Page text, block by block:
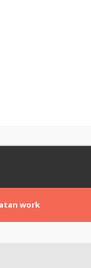
work